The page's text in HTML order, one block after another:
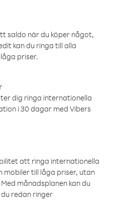
saldo när du köper något,
kan du ringa till alla
priser.
dig ringa internationella
i 30 dagar med Vibers
att ringa internationella
mobiler till låga priser, utan
månadsplanen kan du
redan ringer